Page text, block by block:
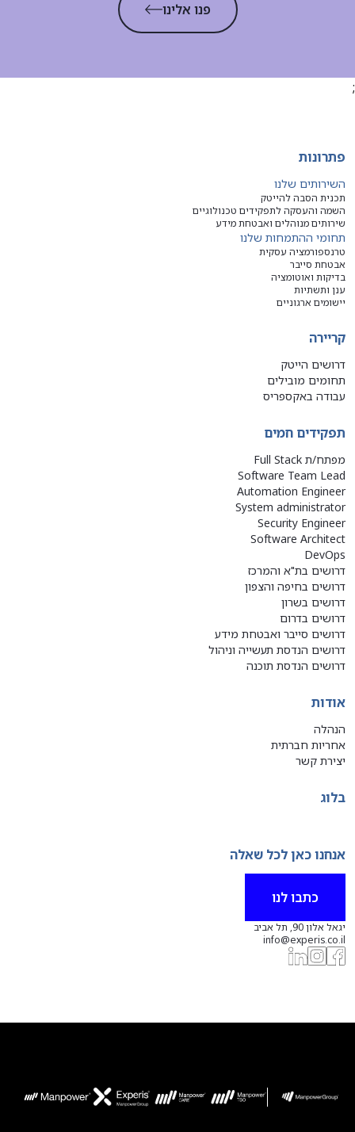
פנו אלינו
;
פתרונות
השירותים שלנו
תכנית הסבה להייטק
השמה והעסקה לתפקידים טכנולוגיים
שירותים מנוהלים ואבטחת מידע
תחומי ההתמחות שלנו
טרנספורמציה עסקית
אבטחת סייבר
בדיקות ואוטומציה
ענן ותשתיות
יישומים ארגוניים
קריירה
דרושים הייטק
תחומים מובילים
עבודה באקספריס
תפקידים חמים
מפתח/ת Full Stack
Software Team Lead
Automation Engineer
System administrator
Security Engineer
Software Architect
DevOps
דרושים בת"א והמרכז
דרושים בחיפה והצפון
דרושים בשרון
דרושים בדרום
דרושים סייבר ואבטחת מידע
דרושים הנדסת תעשייה וניהול
דרושים הנדסת תוכנה
אודות
הנהלה
אחריות חברתית
יצירת קשר
בלוג
אנחנו כאן לכל שאלה
כתבו לנו
יגאל אלון 90, תל אביב
info@experis.co.il